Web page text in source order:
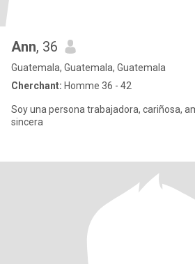
Ann, 36
Guatemala, Guatemala, Guatemala
Cherchant: Homme 36 - 42
Soy una persona trabajadora, cariñosa,
sincera